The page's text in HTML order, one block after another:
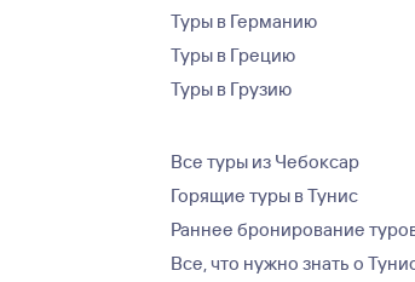
Туры в Германию
Туры в Грецию
Туры в Грузию
Все туры из Чебоксар
Горящие туры в Тунис
Раннее бронирование
Все, что нужно знать о